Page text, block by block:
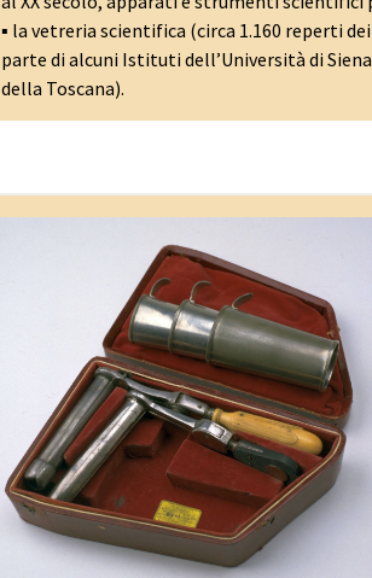
▪ la vetreria scientifica (circa 1.160 reperti
parte di alcuni Istituti dell’Università di
della Toscana).
Da raffinati strumenti chirurgici forgiati dai
rinomati costruttori ottocenteschi,
trousse e cassette, alla dotazione di un
condotto a cavallo tra XIX e XX secolo, da
apparecchi artigianali di fisica sperimentale
applicata alla medicina fino alla prima
strumentazione elettromedicale, la raccolta
antichi strumenti medici proviene in larga
dal patrimonio storico dell’Ospedale di Santa
Maria della Scala. A questo si aggiungono le
donazioni di privati e di altre istituzioni